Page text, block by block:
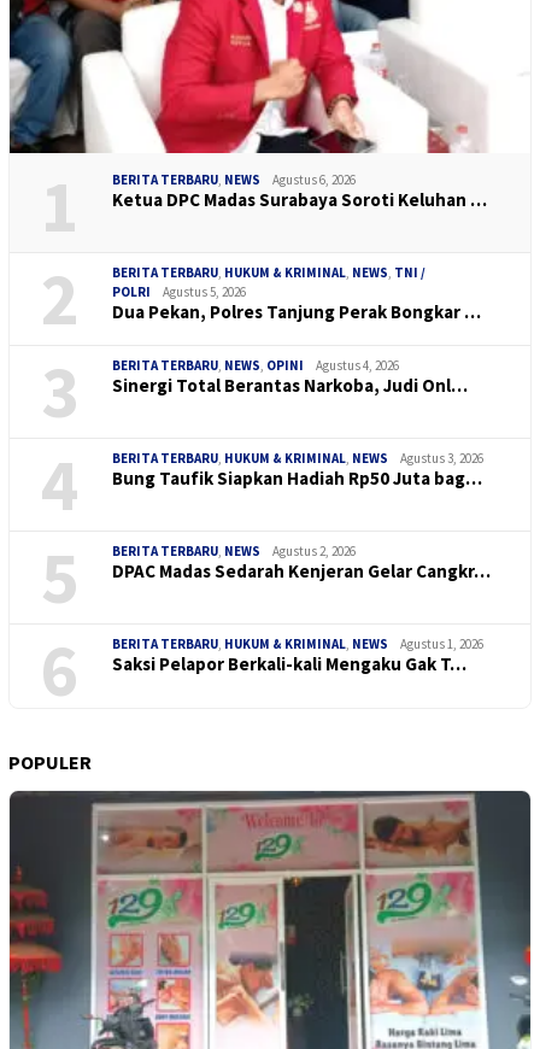
1 BERITA TERBARU, NEWS Agustus 6, 2026
Ketua DPC Madas Surabaya Soroti Keluhan …
2 BERITA TERBARU, HUKUM & KRIMINAL, NEWS, TNI /
POLRI
Agustus 5, 2026
Dua Pekan, Polres Tanjung Perak Bongkar …
3 BERITA TERBARU, NEWS, OPINI Agustus 4, 2026
Sinergi Total Berantas Narkoba, Judi Onl…
4 BERITA TERBARU, HUKUM & KRIMINAL, NEWS Agustus 3, 2026
Bung Taufik Siapkan Hadiah Rp50 Juta bag…
5 BERITA TERBARU, NEWS Agustus 2, 2026
DPAC Madas Sedarah Kenjeran Gelar Cangkr…
6 BERITA TERBARU, HUKUM & KRIMINAL, NEWS Agustus 1, 2026
Saksi Pelapor Berkali-kali Mengaku Gak T…
POPULER